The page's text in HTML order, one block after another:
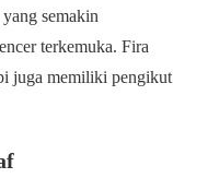
semakin
terkemuka. Fira
juga memiliki pengikut